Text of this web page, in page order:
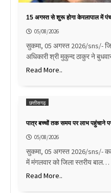
15 अगस्त से शुरू होगा केरलापाल में
05/08/2026
सुकमा, 05 अगस्त 2026/sns/-
अधिकारी श्री मुकुन्द ठाकुर ने
Read More..
छत्तीसगढ़
पात्र बच्चों तक समय पर लाभ पहुंचाने
05/08/2026
सुकमा, 05 अगस्त 2026/sns/-
में मंगलवार को जिला स्तरीय बाल…
Read More..